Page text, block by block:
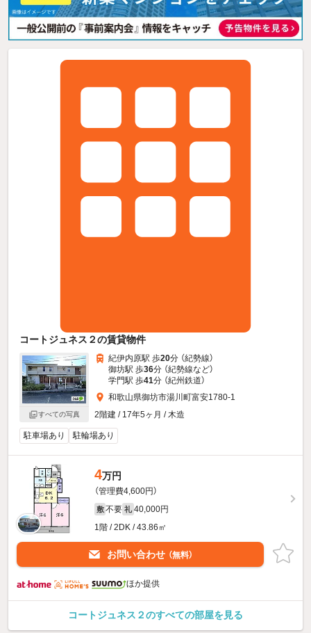
コートジュネス２の賃貸物件
すべての写真
紀伊内原駅 歩20分 （紀勢線）
御坊駅 歩36分 （紀勢線など）
学門駅 歩41分 （紀州鉄道）
和歌山県御坊市湯川町富安1780-1
2階建 / 17年5ヶ月 / 木造
駐車場あり 駐輪場あり
4万円
（管理費4,600円）
敷 不要 礼 40,000円
1階 / 2DK / 43.86㎡
お問い合わせ （無料）
ほか提供
コートジュネス２のすべての部屋を見る